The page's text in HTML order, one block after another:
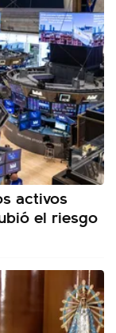
activos
el riesgo